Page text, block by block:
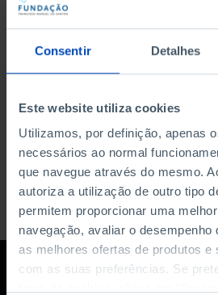
Consentir Detalhes
Este website utiliza cookies
Utilizamos, por definição, apenas
necessários ao normal
que navegue através do mesmo.
autoriza a utilização de outro tipo
permitem proporcionar uma
navegação, avaliar o desempenho
as melhores ofertas de produtos e
com as suas preferências. Se
DATA DE INÍCIO
DATA DE FIM